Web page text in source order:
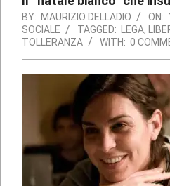
BY: MAURIZIO DELLADIO ON:
SOCIALE
TAGGED: LEGA,
TOLLERANZA
WITH: 0